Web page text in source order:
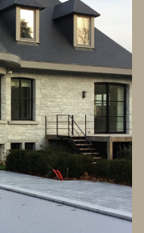
d’une
D'INTÉRIEUR